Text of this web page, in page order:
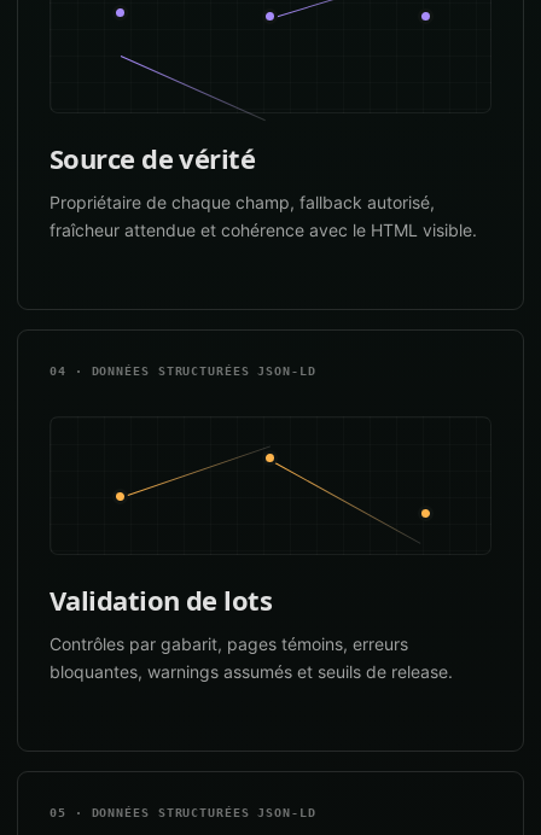
Source de vérité
Propriétaire de chaque champ, fallback autorisé,
fraîcheur attendue et cohérence avec le HTML visible.
04 · DONNÉES STRUCTURÉES JSON-LD
Validation de lots
Contrôles par gabarit, pages témoins, erreurs
bloquantes, warnings assumés et seuils de release.
05 · DONNÉES STRUCTURÉES JSON-LD